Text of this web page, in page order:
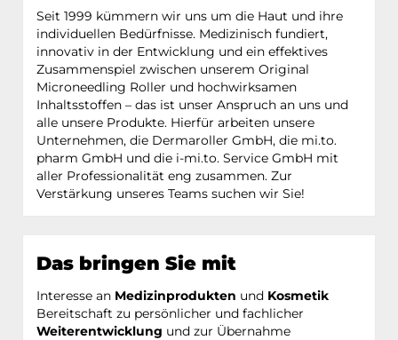
Seit 1999 kümmern wir uns um die Haut und ihre
individuellen Bedürfnisse. Medizinisch fundiert,
innovativ in der Entwicklung und ein effektives
Zusammenspiel zwischen unserem Original
Microneedling Roller und hochwirksamen
Inhaltsstoffen – das ist unser Anspruch an uns und
alle unsere Produkte. Hierfür arbeiten unsere
Unternehmen, die Dermaroller GmbH, die mi.to.
pharm GmbH und die i-mi.to. Service GmbH mit
aller Professionalität eng zusammen. Zur
Verstärkung unseres Teams suchen wir Sie!
Das bringen Sie mit
Interesse an Medizinprodukten und Kosmetik
Bereitschaft zu persönlicher und fachlicher
Weiterentwicklung und zur Übernahme